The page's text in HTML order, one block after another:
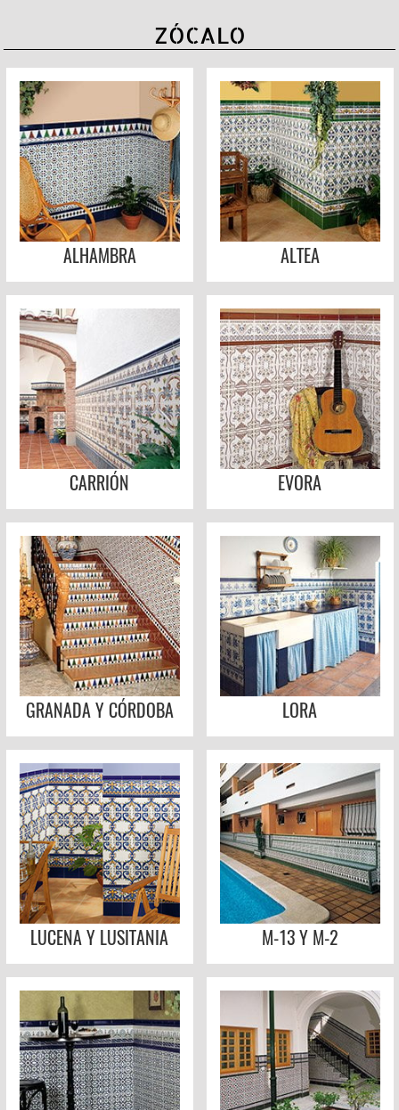
ZÓCALO
ALHAMBRA ALTEA
CARRIÓN EVORA
GRANADA Y CÓRDOBA LORA
LUCENA Y LUSITANIA M-13 Y M-2